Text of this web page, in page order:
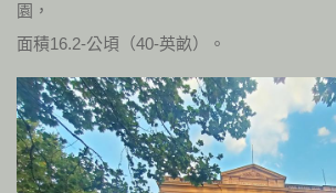
園，
面積16.2-公頃（40-英畝）。